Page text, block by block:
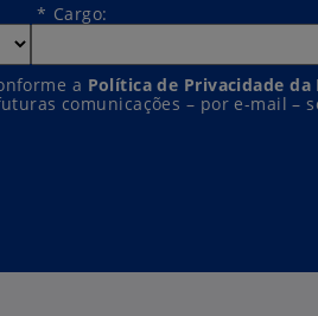
* Cargo:
a Política de Privacidade da
comunicações – por e-mail –